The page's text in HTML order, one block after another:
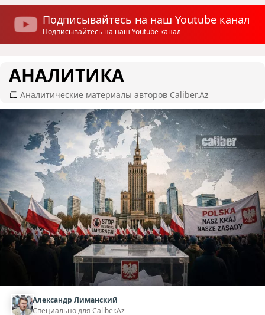
Подписывайтесь на наш Youtube канал
Подписывайтесь на наш Youtube канал
АНАЛИТИКА
Аналитические материалы авторов Caliber.Az
Александр Лиманский
Специально для Caliber.Az